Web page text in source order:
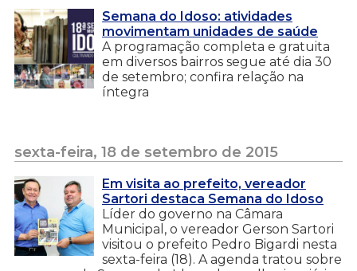
Semana do Idoso: atividades
movimentam unidades de saúde
A programação completa e gratuita
em diversos bairros segue até dia 30
de setembro; confira relação na
íntegra
sexta-feira, 18 de setembro de 2015
Em visita ao prefeito, vereador
Sartori destaca Semana do Idoso
Líder do governo na Câmara
Municipal, o vereador Gerson Sartori
visitou o prefeito Pedro Bigardi nesta
sexta-feira (18). A agenda tratou sobre